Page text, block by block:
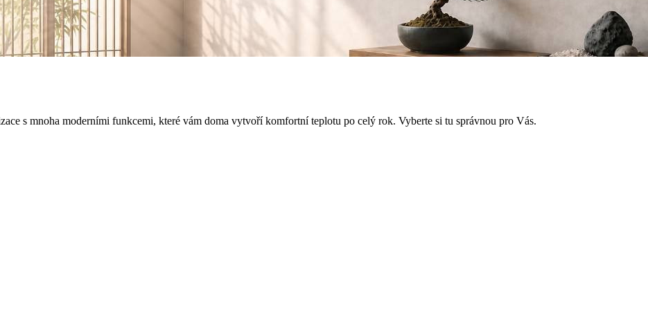
s mnoha moderními funkcemi, které vám doma vytvoří komfortní teplotu po celý rok. Vyberte si tu správnou pro Vás.